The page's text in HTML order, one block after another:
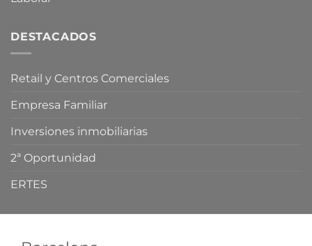
DESTACADOS
Retail y Centros Comerciales
Empresa Familiar
Inversiones inmobiliarias
2ª Oportunidad
ERTES